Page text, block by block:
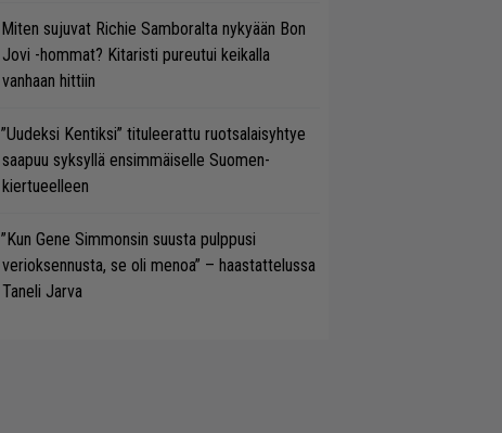
Miten sujuvat Richie Samboralta nykyään Bon
Jovi -hommat? Kitaristi pureutui keikalla
vanhaan hittiin
”Uudeksi Kentiksi” tituleerattu ruotsalaisyhtye
saapuu syksyllä ensimmäiselle Suomen-
kiertueelleen
”Kun Gene Simmonsin suusta pulppusi
verioksennusta, se oli menoa” – haastattelussa
Taneli Jarva